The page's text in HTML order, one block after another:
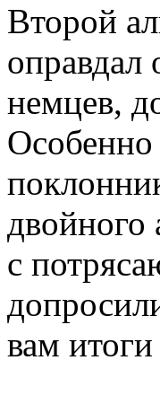
Второй
оправдал
немцев,
Особенно
двойного
с
вам